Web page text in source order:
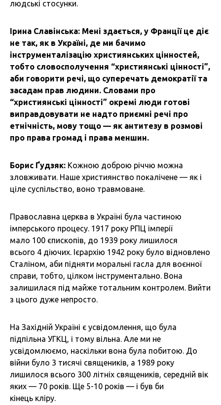
людські стосунки.
Ірина Славінська: Мені здається, у Франції це діє
не так, як в Україні, де ми бачимо
інструменталізацію християнських цінностей,
тобто словосполучення “християнські цінності”,
аби говорити речі, що суперечать демократії та
засадам прав людини. Словами про
“християнські цінності” окремі люди готові
виправдовувати не надто приємні речі про
етнічність, мову тощо — як антитезу в розмові
про права громад і права меншин.
Борис Ґудзяк: Кожною доброю річчю можна
зловживати. Наше християнство покалічене — як і
ціле суспільство, воно травмоване.
Православна церква в Україні була частиною
імперського процесу. 1917 року РПЦ імперії
мало 100 єпископів, до 1939 року лишилося
всього 4 діючих. Ієрархію 1942 року було відновлено
Сталіном, аби підняти моральні гасла для воєнної
справи, тобто, цілком інструментально. Вона
залишилася під майже тотальним контролем. Вийти
з цього дуже непросто.
На Західній Україні є усвідомлення, що була
підпільна УГКЦ, і тому вільна. Але ми не
усвідомлюємо, наскільки вона була побитою. До
війни було 3 тисячі священиків, а 1989 року
лишилося всього 300 літніх священиків, середній вік
яких — 70 років. Ще 5-10 років — і був би
кінець кліру.